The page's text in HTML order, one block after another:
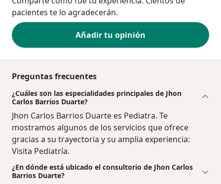
pacientes te lo agradecerán.
Añadir tu opinión
Preguntas frecuentes
¿Cuáles son las especialidades principales de Jhon
Carlos Barrios Duarte?
Jhon Carlos Barrios Duarte es Pediatra. Te
mostramos algunos de los servicios que ofrece
gracias a su trayectoria y su amplia experiencia:
Visita Pediatría.
¿En dónde está ubicado el consultorio de Jhon Carlos
Barrios Duarte?